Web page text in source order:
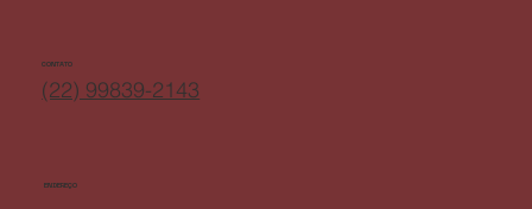
CONTATO
(22) 99839-2143
ENDEREÇO